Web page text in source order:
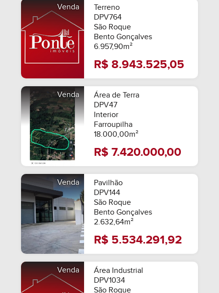
Venda
Terreno
DPV764
São Roque
Bento Gonçalves
6.957,90m²
R$ 8.943.525,05
Venda
Área de Terra
DPV47
Interior
Farroupilha
18.000,00m²
R$ 7.420.000,00
Venda
Pavilhão
DPV144
São Roque
Bento Gonçalves
2.632,64m²
R$ 5.534.291,92
Venda
Área Industrial
DPV1034
São Roque